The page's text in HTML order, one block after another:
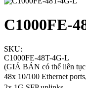
C1000FE-
SKU:
C1000FE-48T-4G-L
(GIÁ BÁN có thể liên
48x 10/100 Ethernet